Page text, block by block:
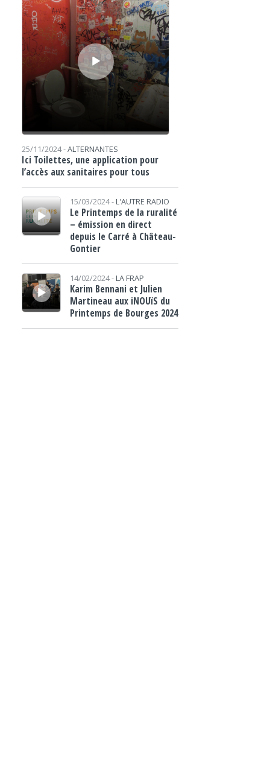
25/11/2024 -ALTERNANTES
Ici Toilettes, une application pour
l’accès aux sanitaires pour tous
Lecteur audio
15/03/2024 - L'AUTRE RADIO
Le Printemps de la ruralité
– émission en direct
depuis le Carré à Château-
Gontier
Lecteur audio
14/02/2024 - LA FRAP
Karim Bennani et Julien
Martineau aux iNOUïS du
Printemps de Bourges 2024